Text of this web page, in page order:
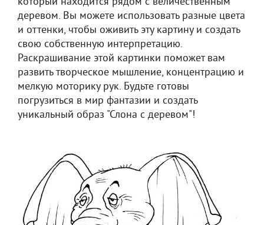
деревом. Вы можете использовать разные цвета
и оттенки, чтобы оживить эту картину и создать
свою собственную интерпретацию.
Раскрашивание этой картинки поможет вам
развить творческое мышление, концентрацию и
мелкую моторику рук. Будьте готовы
погрузиться в мир фантазии и создать
уникальный образ "Слона с деревом"!